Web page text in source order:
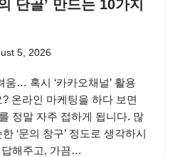
단골’ 만드는 10가지
5, 2026
… 혹시 ‘카카오채널’ 활용
온라인 마케팅을 하다 보면
정말 자주 접하게 됩니다. 많
‘문의 창구’ 정도로 생각하시
답해주고, 가끔…